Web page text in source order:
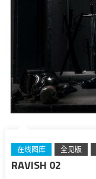
在线图库 全见版
RAVISH 02